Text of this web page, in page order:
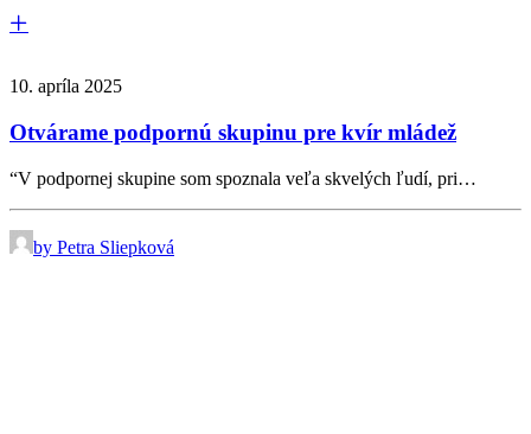
10. apríla 2025
Otvárame podpornú skupinu pre kvír mládež
“V podpornej skupine som spoznala veľa skvelých ľudí, pri…
by Petra Sliepková